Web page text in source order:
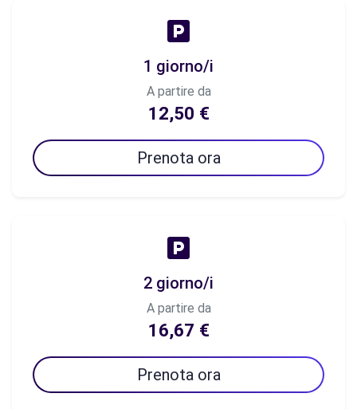
1 giorno/i
A partire da
12,50 €
Prenota ora
2 giorno/i
A partire da
16,67 €
Prenota ora